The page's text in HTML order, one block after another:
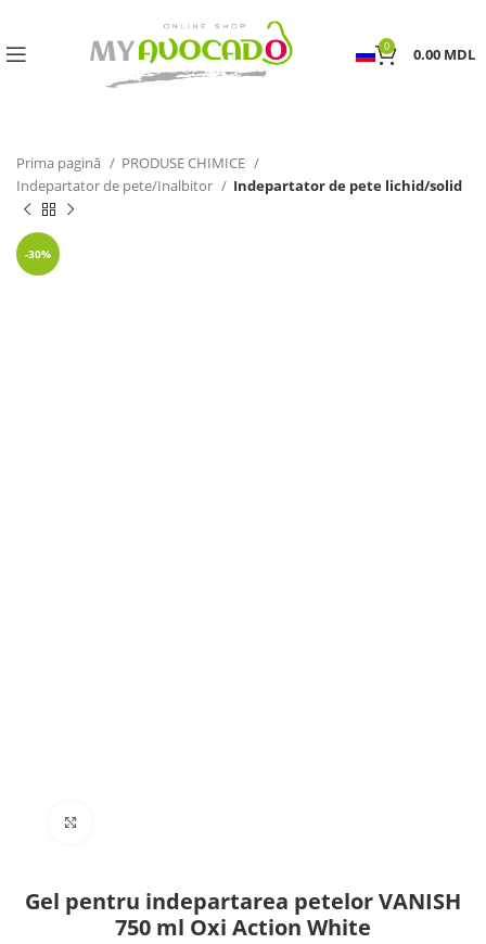
0 0.00 MDL
Prima pagină
PRODUSE CHIMICE
Indepartator de pete/Inalbitor
Indepartator de pete lichid/solid
-30%
Gel pentru indepartarea petelor VANISH
750 ml Oxi Action White